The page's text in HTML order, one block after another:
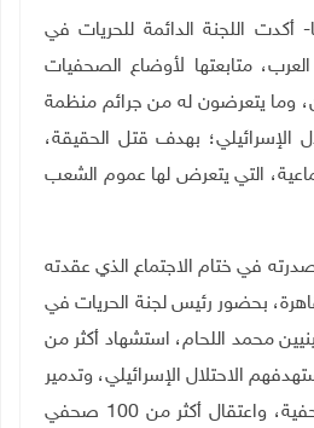
30-7-2024 وفا- أكدت اللجنة الدائمة للحريات في
العرب، متابعتها لأوضاع الصحفيات
وما يتعرضون له من جرائم منظمة
الإسرائيلي؛ بهدف قتل الحقيقة،
التي يتعرض لها عموم الشعب
في ختام الاجتماع الذي عقدته
بحضور رئيس لجنة الحريات في
محمد اللحام، استشهاد أكثر من
الاحتلال الإسرائيلي، وتدمير
100 مقر لمؤسسات صحفية، واعتقال أكثر من 100 صحفي